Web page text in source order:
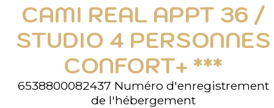
CAMI REAL APPT 36 /
STUDIO 4 PERSONNES
CONFORT+ ***
6538800082437 Numéro d'enregistrement
de l'hébergement